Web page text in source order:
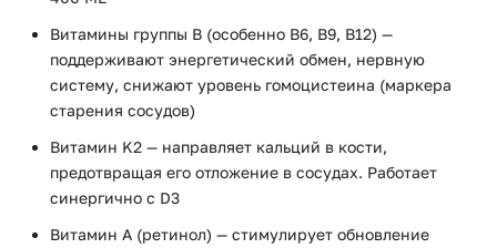
Витамины группы B (особенно B6, B9, B12) —
поддерживают энергетический обмен, нервную
систему, снижают уровень гомоцистеина (маркера
старения сосудов)
Витамин K2 — направляет кальций в кости,
предотвращая его отложение в сосудах. Работает
синергично с D3
Витамин A (ретинол) — стимулирует обновление